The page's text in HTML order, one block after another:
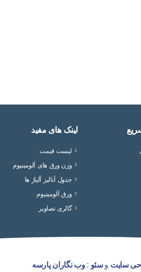
لینک های مفید
لیست قیمت
وزن ورق های آلومینیوم
جدول آنالیز آلیاژ ها
ورق آلومینیوم
گالری تصاویر
سایت وسئو :وب نگاران پارسه